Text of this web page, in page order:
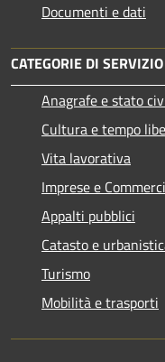
Documenti e dati
CATEGORIE DI SERVIZIO
Anagrafe e stato
Cultura e tempo
Vita lavorativa
Imprese e
Appalti pubblici
Catasto e
Turismo
Mobilità e trasporti